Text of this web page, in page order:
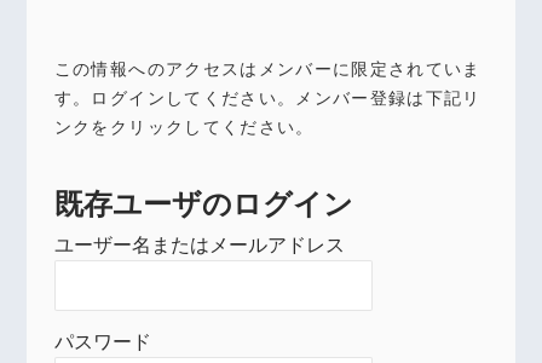
この情報へのアクセスはメンバーに限定されていま
す。ログインしてください。メンバー登録は下記リ
ンクをクリックしてください。
既存ユーザのログイン
ユーザー名またはメールアドレス
パスワード